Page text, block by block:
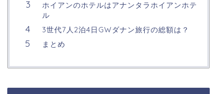
ホイアンのホテルはアナンタラホイアンホテ
ル
3世代7人2泊4日GWダナン旅行の総額は？
まとめ